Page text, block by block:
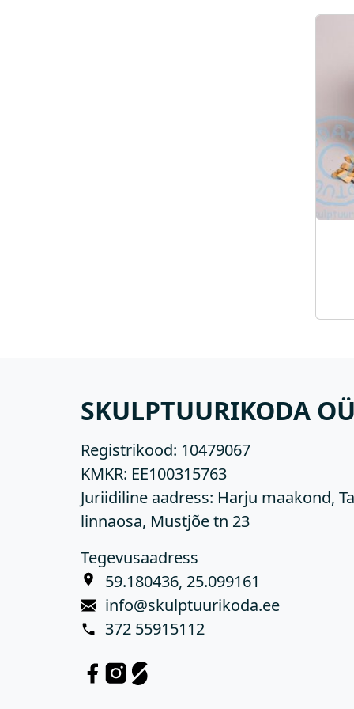
SKULPTUURIKODA
Registrikood: 10479067
KMKR: EE100315763
Juriidiline aadress: Harju maakond,
linnaosa, Mustjõe tn 23
Tegevusaadress
59.180436, 25.099161
info@skulptuurikoda.ee
372 55915112